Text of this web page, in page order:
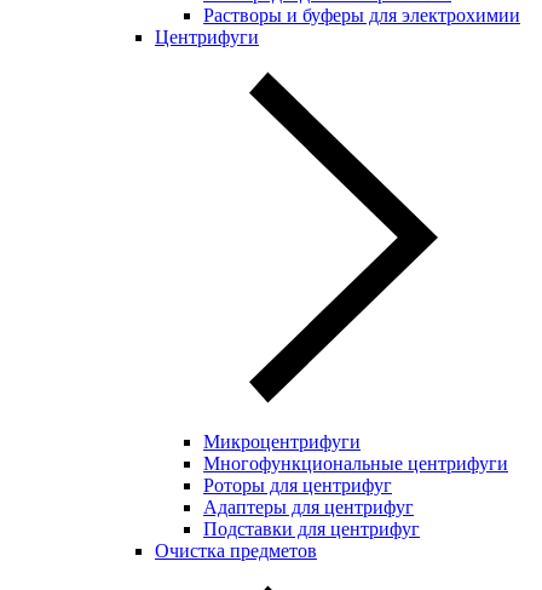
Растворы и буферы для электрохимии
Центрифуги
Микроцентрифуги
Многофункциональные центрифуги
Роторы для центрифуг
Адаптеры для центрифуг
Подставки для центрифуг
Очистка предметов